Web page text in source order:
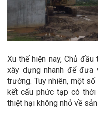
Xu thế hiện nay, Chủ
xây dựng nhanh để
trường. Tuy nhiên, một
kết cấu phức tạp có
thiệt hại không nhỏ về